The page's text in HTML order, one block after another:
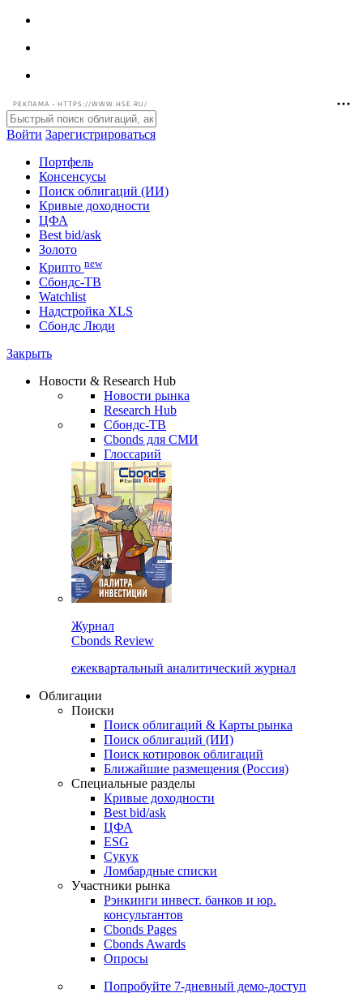
РЕКЛАМА • HTTPS://WWW.HSE.RU/
Войти Зарегистрироваться
Портфель
Консенсусы
Поиск облигаций (ИИ)
Кривые доходности
ЦФА
Best bid/ask
Золото
Крипто new
Watchlist
Сбондс Люди
Новости & Research Hub
Новости рынка
Research Hub
Сбондс-ТВ
Cbonds для СМИ
Глоссарий
Cbonds Review
ежеквартальный аналитический журнал
Облигации
Поиски
Поиск облигаций & Карты рынка
Поиск облигаций (ИИ)
Поиск котировок облигаций
Ближайшие размещения (Россия)
Специальные разделы
Кривые доходности
Best bid/ask
ЦФА
ESG
Сукук
Ломбардные списки
Участники рынка
Рэнкинги инвест. банков и юр.
Cbonds Pages